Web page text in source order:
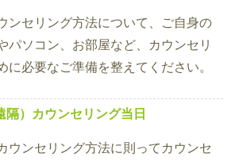
ンセリング方法について、ご自身の
パソコン、お部屋など、カウンセリ
に必要なご準備を整えてください。
隔）カウンセリング当日
ウンセリング方法に則ってカウンセ